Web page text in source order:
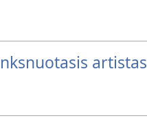
artistas